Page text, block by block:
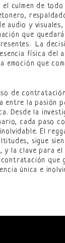
el culmen de
audio y visuales,
que
La
física del
emoción que
de
entre la pasión
Desde la
cada paso
El
sigue
y la clave para
que
única e